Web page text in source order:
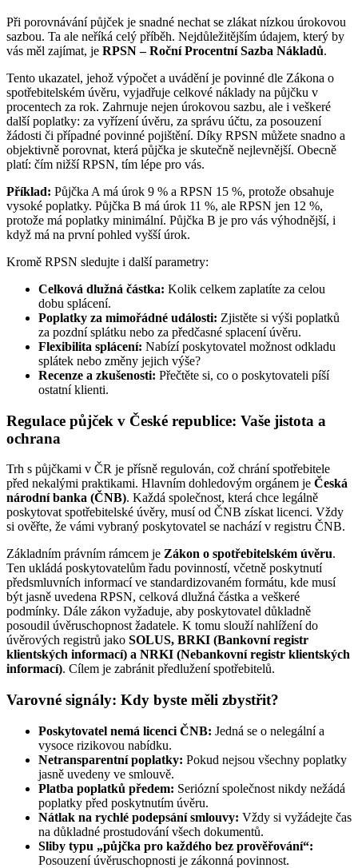
Při porovnávání půjček je snadné nechat se zlákat nízkou úrokovou
sazbou. Ta ale neříká celý příběh. Nejdůležitějším údajem, který by
vás měl zajímat, je RPSN – Roční Procentní Sazba Nákladů.
Tento ukazatel, jehož výpočet a uvádění je povinné dle Zákona o
spotřebitelském úvěru, vyjadřuje celkové náklady na půjčku v
procentech za rok. Zahrnuje nejen úrokovou sazbu, ale i veškeré
další poplatky: za vyřízení úvěru, za správu účtu, za posouzení
žádosti či případné povinné pojištění. Díky RPSN můžete snadno a
objektivně porovnat, která půjčka je skutečně nejlevnější. Obecně
platí: čím nižší RPSN, tím lépe pro vás.
Příklad: Půjčka A má úrok 9 % a RPSN 15 %, protože obsahuje
vysoké poplatky. Půjčka B má úrok 11 %, ale RPSN jen 12 %,
protože má poplatky minimální. Půjčka B je pro vás výhodnější, i
když má na první pohled vyšší úrok.
Kromě RPSN sledujte i další parametry:
Celková dlužná částka: Kolik celkem zaplatíte za celou
dobu splácení.
Poplatky za mimořádné události: Zjistěte si výši poplatků
za pozdní splátku nebo za předčasné splacení úvěru.
Flexibilita splácení: Nabízí poskytovatel možnost odkladu
splátek nebo změny jejich výše?
Recenze a zkušenosti: Přečtěte si, co o poskytovateli píší
ostatní klienti.
Regulace půjček v České republice: Vaše jistota a
ochrana
Trh s půjčkami v ČR je přísně regulován, což chrání spotřebitele
před nekalými praktikami. Hlavním dohledovým orgánem je Česká
národní banka (ČNB). Každá společnost, která chce legálně
poskytovat spotřebitelské úvěry, musí od ČNB získat licenci. Vždy
si ověřte, že vámi vybraný poskytovatel se nachází v registru ČNB.
Základním právním rámcem je Zákon o spotřebitelském úvěru.
Ten ukládá poskytovatelům řadu povinností, včetně poskytnutí
předsmluvních informací ve standardizovaném formátu, kde musí
být jasně uvedena RPSN, celková dlužná částka a veškeré
podmínky. Dále zákon vyžaduje, aby poskytovatel důkladně
posoudil úvěruschopnost žadatele. K tomu slouží nahlížení do
úvěrových registrů jako SOLUS, BRKI (Bankovní registr
klientských informací) a NRKI (Nebankovní registr klientských
informací). Cílem je zabránit předlužení spotřebitelů.
Varovné signály: Kdy byste měli zbystřit?
Poskytovatel nemá licenci ČNB: Jedná se o nelegální a
vysoce rizikovou nabídku.
Netransparentní poplatky: Pokud nejsou všechny poplatky
jasně uvedeny ve smlouvě.
Platba poplatků předem: Seriózní společnost nikdy nežádá
poplatky před poskytnutím úvěru.
Nátlak na rychlé podepsání smlouvy: Vždy si vyžádejte čas
na důkladné prostudování všech dokumentů.
Sliby typu „půjčka pro každého bez prověřování“:
Posouzení úvěruschopnosti je zákonná povinnost.